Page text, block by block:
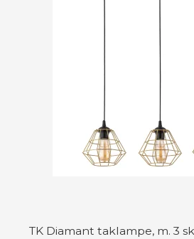
TK Diamant taklampe, m. 3